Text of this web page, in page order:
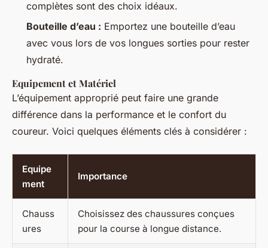
complètes sont des choix idéaux.
Bouteille d’eau : Emportez une bouteille d’eau
avec vous lors de vos longues sorties pour rester
hydraté.
Equipement et Matériel
L’équipement approprié peut faire une grande
différence dans la performance et le confort du
coureur. Voici quelques éléments clés à considérer :
Equipe
ment
Importance
Chauss
ures
Choisissez des chaussures conçues
pour la course à longue distance.